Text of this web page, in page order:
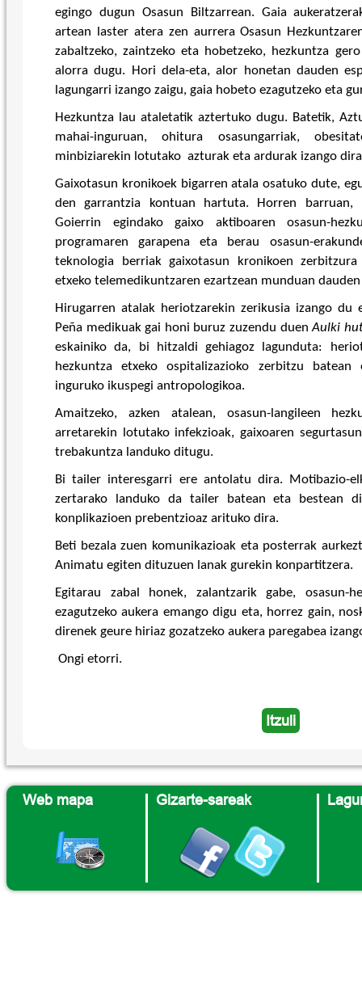
egingo dugun Osasun Biltzarrean. Gaia
artean laster atera zen aurrera Osasun
zabaltzeko, zaintzeko eta hobetzeko, hezkuntza
alorra dugu. Hori dela-eta, alor honetan dauden
lagungarri izango zaigu, gaia hobeto ezagutzeko eta
Hezkuntza lau ataletatik aztertuko dugu. Batetik,
mahai-inguruan, ohitura osasungarriak,
minbiziarekin lotutako azturak eta ardurak izango
Gaixotasun kronikoek bigarren atala osatuko dute,
den garrantzia kontuan hartuta. Horren
Goierrin egindako gaixo aktiboaren osasun-
programaren garapena eta berau osasun-
teknologia berriak gaixotasun kronikoen
etxeko telemedikuntzaren ezartzean munduan
Hirugarren atalak heriotzarekin zerikusia izango du
Peña medikuak gai honi buruz zuzendu duenAulki
eskainiko da, bi hitzaldi gehiagoz lagunduta:
hezkuntza etxeko ospitalizazioko zerbitzu batean
inguruko ikuspegi antropologikoa.
Amaitzeko, azken atalean, osasun-langileen
arretarekin lotutako infekzioak, gaixoaren
trebakuntza landuko ditugu.
Bi tailer interesgarri ere antolatu dira. Motibazio-
zertarako landuko da tailer batean eta bestean
konplikazioen prebentzioaz arituko dira.
Beti bezala zuen komunikazioak eta posterrak
Animatu egiten dituzuen lanak gurekin konpartitzera.
Egitarau zabal honek, zalantzarik gabe, osasun-
ezagutzeko aukera emango digu eta, horrez gain,
direnek geure hiriaz gozatzeko aukera paregabea
Ongi etorri.
Itzuli
Web mapa Gizarte-sareak